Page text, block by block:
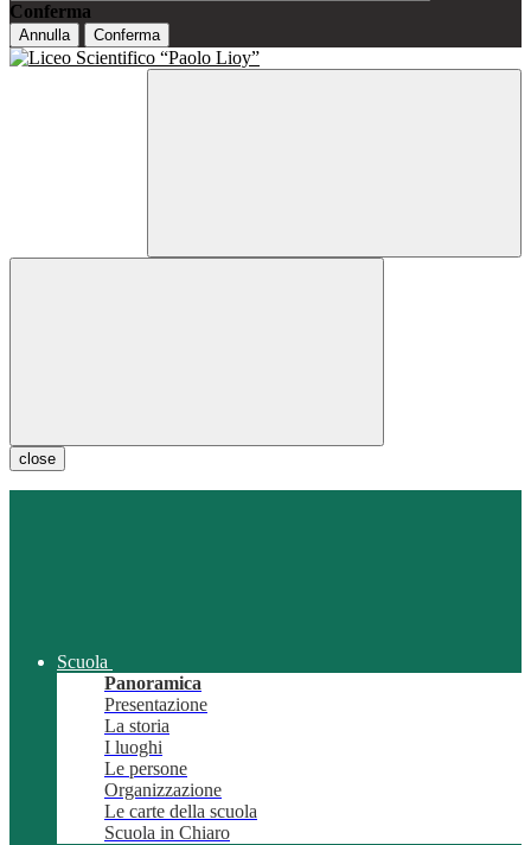
Conferma
Annulla Conferma
close
Scuola
Panoramica
Presentazione
La storia
I luoghi
Le persone
Organizzazione
Le carte della scuola
Scuola in Chiaro